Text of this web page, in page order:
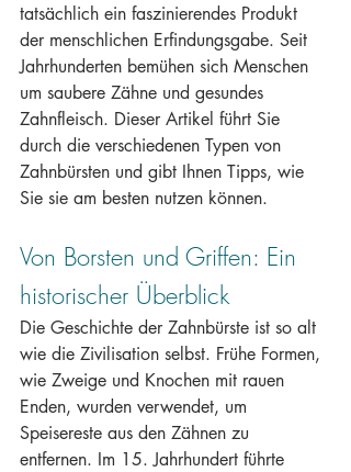
tatsächlich ein faszinierendes Produkt
der menschlichen Erfindungsgabe. Seit
Jahrhunderten bemühen sich Menschen
um saubere Zähne und gesundes
Zahnfleisch. Dieser Artikel führt Sie
durch die verschiedenen Typen von
Zahnbürsten und gibt Ihnen Tipps, wie
Sie sie am besten nutzen können.
Von Borsten und Griffen: Ein
historischer Überblick
Die Geschichte der Zahnbürste ist so alt
wie die Zivilisation selbst. Frühe Formen,
wie Zweige und Knochen mit rauen
Enden, wurden verwendet, um
Speisereste aus den Zähnen zu
entfernen. Im 15. Jahrhundert führte